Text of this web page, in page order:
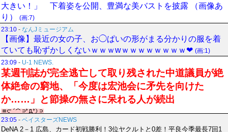
大きい！」 下着姿を公開、豊満な美バストを披露 （画像あ
り）
(画:7)
23:10 - なんJミュージアム
【画像】最近の女の子、お◯ぱいの形がまる分かりの服を着
ていても恥ずかしくないｗｗｗwｗｗｗｗｗｗｗｗ❤ (画:1)
23:09 - U-1 NEWS.
某週刊誌が完全逃亡して取り残された中道議員が絶
体絶命の窮地、「今度は宏池会に矛先を向けた
か……」と節操の無さに呆れる人が続出
23:05 - ベイスターズNEWS
DeNA 2－1 広島、カード初戦勝利！3位ヤクルトと0差！平良今季最長7回1